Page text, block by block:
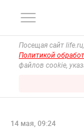
Посещая сайт
Политикой
файлов cookie,
14 мая, 09:24